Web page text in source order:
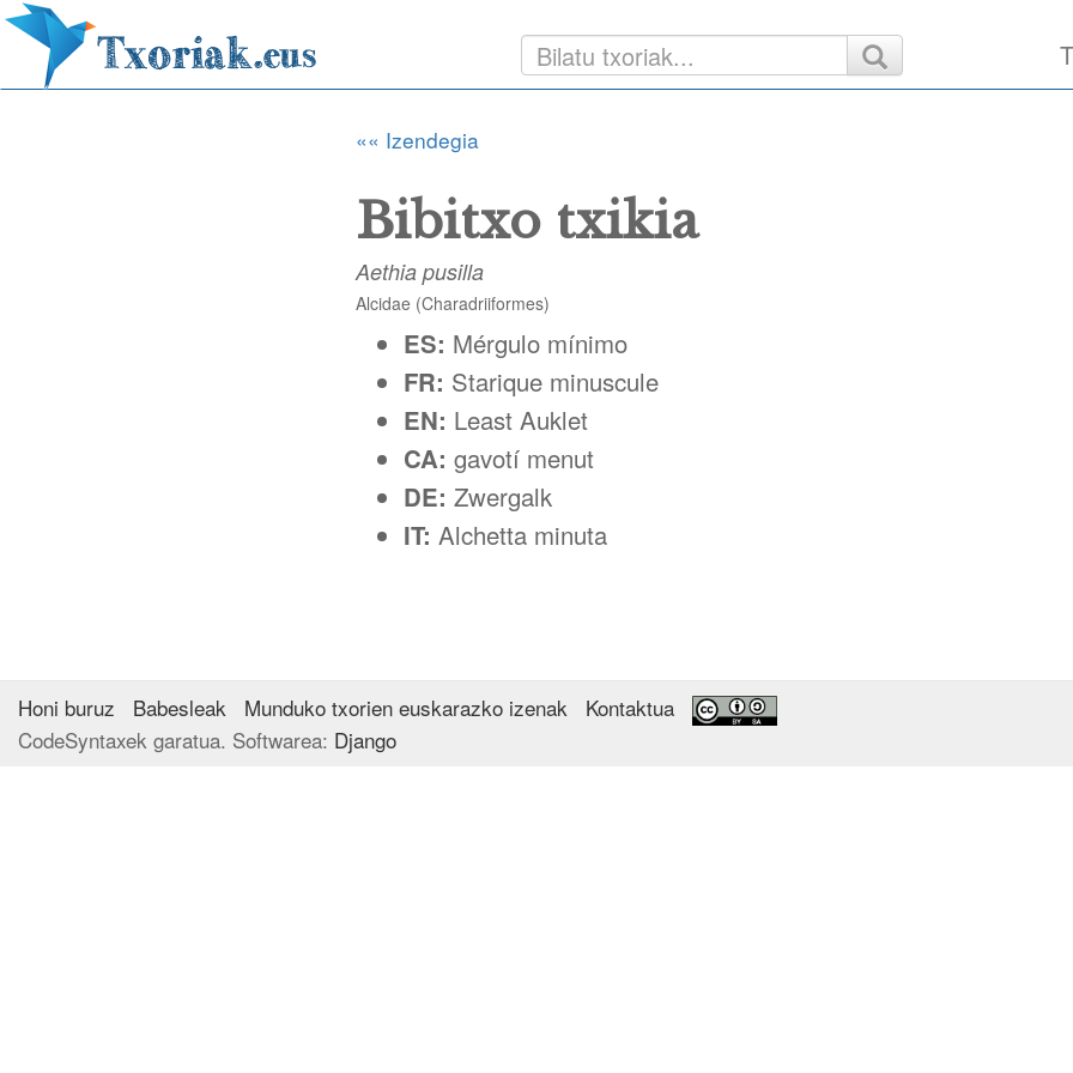
«« Izendegia
Bibitxo txikia
Aethia pusilla
Alcidae (Charadriiformes)
ES: Mérgulo mínimo
FR: Starique minuscule
EN: Least Auklet
CA: gavotí menut
DE: Zwergalk
IT: Alchetta minuta
Honi buruz Babesleak Munduko txorien euskarazko izenak
Kontaktua
CodeSyntaxek garatua. Softwarea: Django